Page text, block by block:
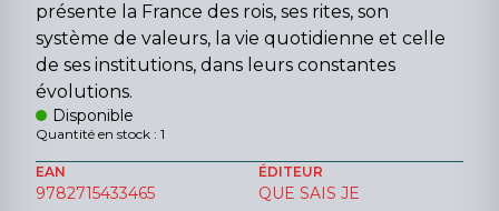
présente la France des rois, ses rites, son
système de valeurs, la vie quotidienne et celle
de ses institutions, dans leurs constantes
évolutions.
Disponible
Quantité en stock : 1
EAN
9782715433465
ÉDITEUR
QUE SAIS JE